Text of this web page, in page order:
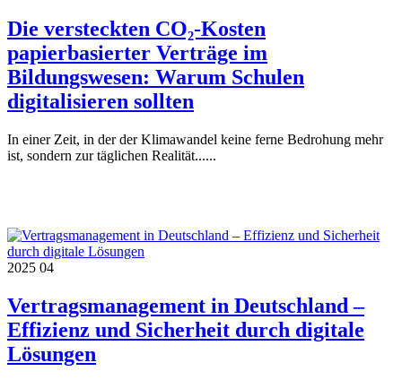
Die versteckten CO₂-Kosten
papierbasierter Verträge im
Bildungswesen: Warum Schulen
digitalisieren sollten
In einer Zeit, in der der Klimawandel keine ferne Bedrohung mehr
ist, sondern zur täglichen Realität......
2025 04
Vertragsmanagement in Deutschland –
Effizienz und Sicherheit durch digitale
Lösungen